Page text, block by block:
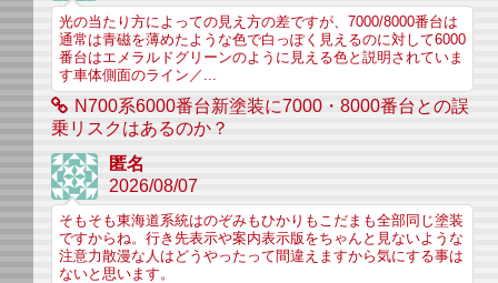
光の当たり方によっての見え方の差ですが、7000/8000番台は
通常は青磁を薄めたような色で白っぽく見えるのに対して6000
番台はエメラルドグリーンのように見える色と説明されていま
す車体側面のライン／...
N700系6000番台新塗装に7000・8000番台との誤
乗リスクはあるのか？
匿名
2026/08/07
そもそも東海道系統はのぞみもひかりもこだまも全部同じ塗装
ですからね。行き先表示や案内表示版をちゃんと見ないような
注意力散漫な人はどうやったって間違えますから気にする事は
ないと思います。